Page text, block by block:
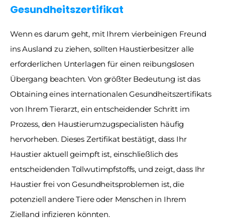
Gesundheitszertifikat
Wenn es darum geht, mit Ihrem vierbeinigen Freund
ins Ausland zu ziehen, sollten Haustierbesitzer alle
erforderlichen Unterlagen für einen reibungslosen
Übergang beachten. Von größter Bedeutung ist das
Obtaining eines internationalen Gesundheitszertifikats
von Ihrem Tierarzt, ein entscheidender Schritt im
Prozess, den Haustierumzugspecialisten häufig
hervorheben. Dieses Zertifikat bestätigt, dass Ihr
Haustier aktuell geimpft ist, einschließlich des
entscheidenden Tollwutimpfstoffs, und zeigt, dass Ihr
Haustier frei von Gesundheitsproblemen ist, die
potenziell andere Tiere oder Menschen in Ihrem
Zielland infizieren könnten.